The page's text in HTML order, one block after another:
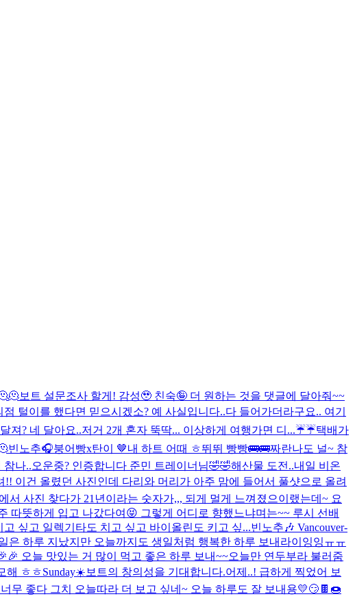
보트 설문조사 할게! 감성🥹 친숙🤪 더 원하는 것을 댓글에 달아줘~~
털이를 했다면 믿으시겠소? 예 사실입니다..다 들어가더라구요.. 여기
져? 네 달아요..저거 2개 혼자 뚝딱... 이상하게 여행가면 디...☔️☔️택배가
빈노추🎧붕어빵x탄이 🤎내 하트 어때 ㅎ뛰뛰 빵빵🚌🚌짜란나도 널~ 참
참나..오운중? 인증합니다 준민 트레이너님🤣🤣해산물 도전..내일 비온
!! 이건 올렸던 사진인데 다리와 머리가 아주 맘에 들어서 풀샷으로 올려
서 사진 찾다가 21년이라는 숫자가,,, 되게 멀게 느껴졌으이랬는데~ 요
따뜻하게 입고 나갔다여😝 그렇게 어디로 향했느냐며는~~ 루시 선배
싶고 일렉기타도 치고 싶고 바이올린도 키고 싶...빈노추🎶 Vancouver-
하루 지났지만 오늘까지도 생일처럼 행복한 하루 보내라이잉잉ㅠㅠ
오늘 맛있는 거 많이 먹고 좋은 하루 보내~~오늘만 연두부라 불러줌
해 ㅎㅎSunday☀️ 보트의 창의성을 기대합니다.어제..! 급하게 찍었어 보
무 좋다 그치 오늘따라 더 보고 싶네~ 오늘 하루도 잘 보내용💛😏 🍫🍩